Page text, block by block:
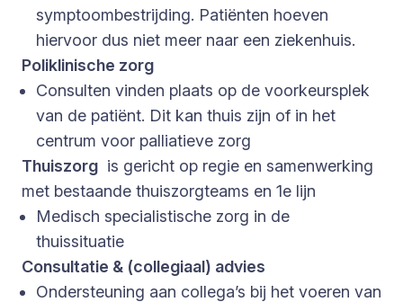
symptoombestrijding. Patiënten hoeven
hiervoor dus niet meer naar een ziekenhuis.
Poliklinische zorg
Consulten vinden plaats op de voorkeursplek
van de patiënt. Dit kan thuis zijn of in het
centrum voor palliatieve zorg
Thuiszorg is gericht op regie en samenwerking
met bestaande thuiszorgteams en 1e lijn
Medisch specialistische zorg in de
thuissituatie
Consultatie & (collegiaal) advies
Ondersteuning aan collega’s bij het voeren van